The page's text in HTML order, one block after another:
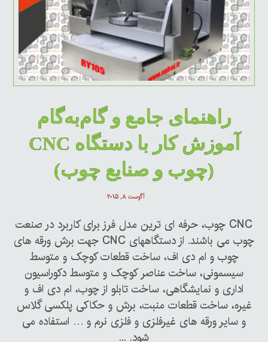
راهنمای جامع و گام‌به‌گام
آموزش کار با دستگاه CNC
(چوب و صنایع چوب)
آگوست ۸, ۲۰۱۵
CNC چوب، حرفه ای ترین مدل فرز برای کاربرد در صنعت
چوب می باشند. از دستگاههای CNC جهت برش ورقه های
چوب و ام دی اف، ساخت قطعات کوچک و متوسط
سیسمونی، ساخت عناصر کوچک و متوسط دکوراسیون
اداری و نمایشگاهی، ساخت تابلو از چوب، ام دی اف و
غیره، ساخت قطعات منبت، برش و حکاکی پلکسی گلاس
و سایر ورقه های غیرفلزی و فلزی نرم و … استفاده می
شود. ...